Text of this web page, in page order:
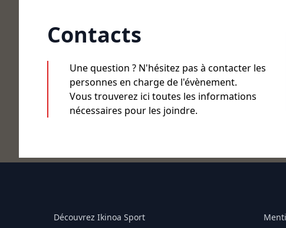
Contacts
Une question ? N'hésitez pas à contacter les
personnes en charge de l'évènement.
Vous trouverez ici toutes les informations
nécessaires pour les joindre.
Découvrez Ikinoa Sport